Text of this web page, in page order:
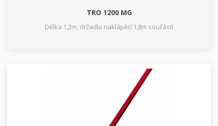
TRO 1200 MG
Délka 1,2m, držadlo naklápěcí 1,8m součástí